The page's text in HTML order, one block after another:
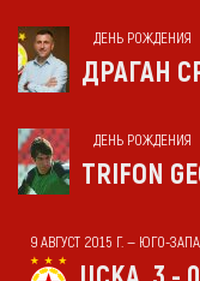
ДЕНЬ РОЖДЕНИЯ
ДРАГАН
ДЕНЬ РОЖДЕНИЯ
TRIFON
9 АВГУСТ 2015 Г. — ЮГО-